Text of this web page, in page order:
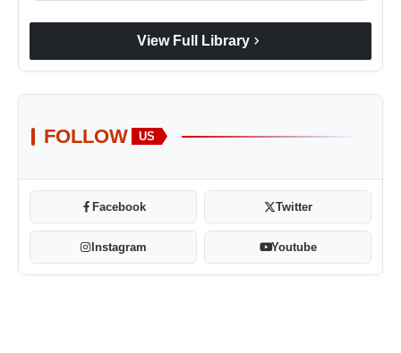
View Full Library chevron_right
FOLLOW US
Facebook Twitter
Instagram Youtube